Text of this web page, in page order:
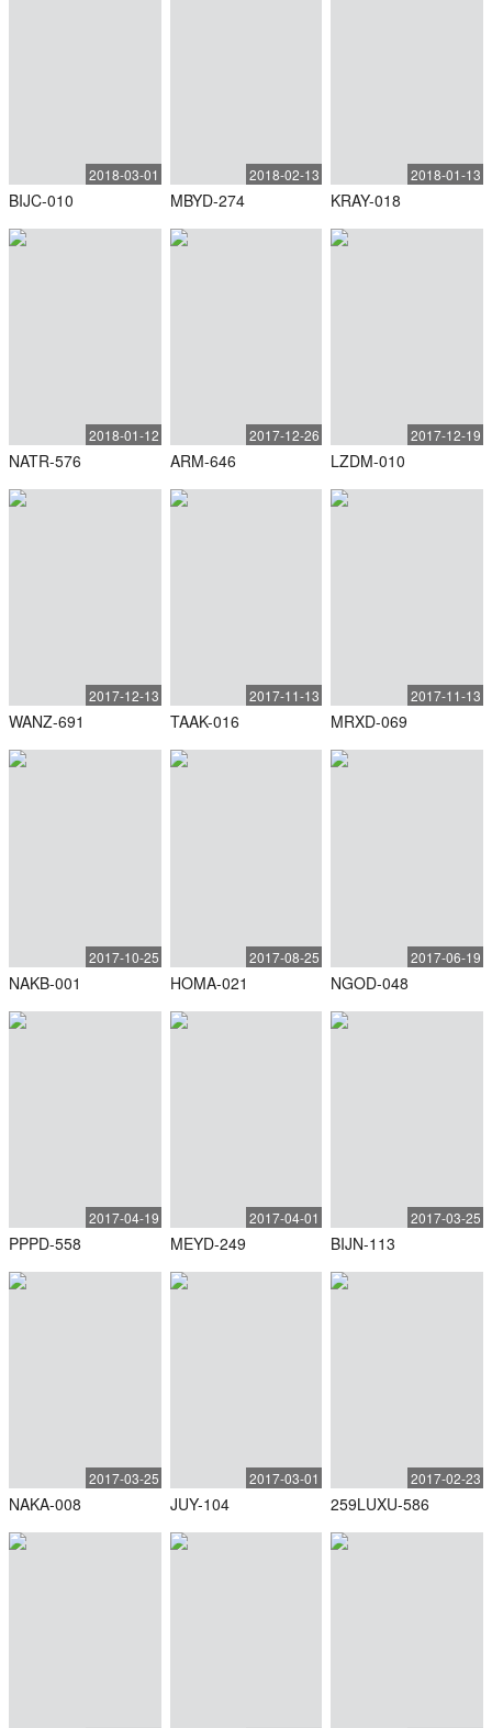
2018-03-01
BIJC-010
2018-02-13
MBYD-274
2018-01-13
KRAY-018
2018-01-12
NATR-576
2017-12-26
ARM-646
2017-12-19
LZDM-010
2017-12-13
WANZ-691
2017-11-13
TAAK-016
2017-11-13
MRXD-069
2017-10-25
NAKB-001
2017-08-25
HOMA-021
2017-06-19
NGOD-048
2017-04-19
PPPD-558
2017-04-01
MEYD-249
2017-03-25
BIJN-113
2017-03-25
NAKA-008
2017-03-01
JUY-104
2017-02-23
259LUXU-586